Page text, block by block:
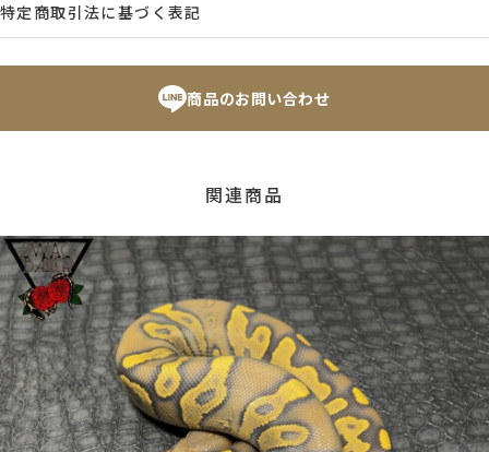
特定商取引法に基づく表記
商品のお問い合わせ
関連商品